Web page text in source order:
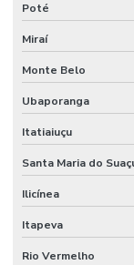
Poté
Miraí
Monte Belo
Ubaporanga
Itatiaiuçu
Santa Maria do
Ilicínea
Itapeva
Rio Vermelho